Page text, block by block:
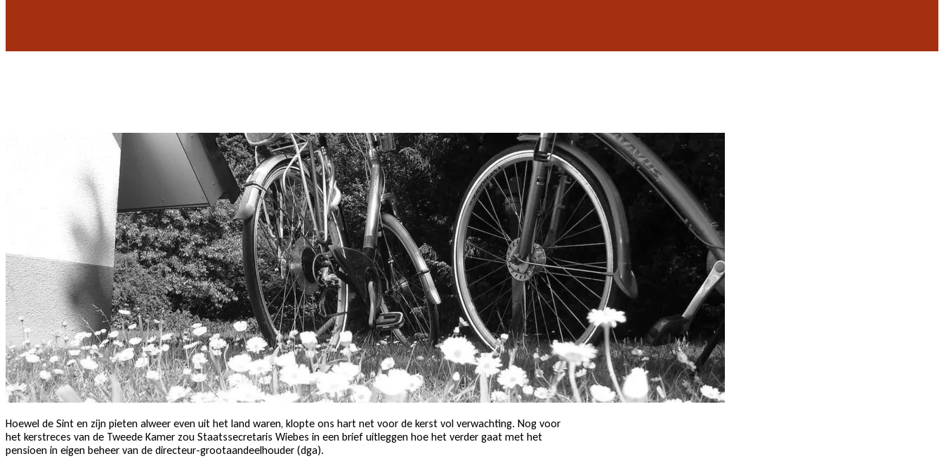
Hoewel de Sint en zijn pieten alweer even uit het land waren, klopte ons hart net voor de kerst vol verwachting. Nog voor
het kerstreces van de Tweede Kamer zou Staatssecretaris Wiebes in een brief uitleggen hoe het verder gaat met het
pensioen in eigen beheer van de directeur-grootaandeelhouder (dga).